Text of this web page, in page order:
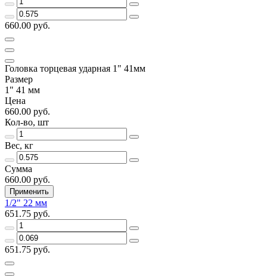
660.00 руб.
Головка торцевая ударная 1" 41мм
Размер
1" 41 мм
Цена
660.00 руб.
Кол-во, шт
Вес, кг
Сумма
660.00 руб.
Применить
1/2" 22 мм
651.75 руб.
651.75 руб.